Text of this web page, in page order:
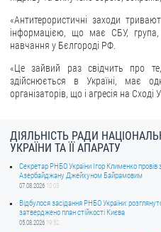
Звернення громадян
Електронне звернення
ДОСТУП ДО ПУБЛІЧНОЇ ІНФОРМАЦІЇ
Запит на отримання публічної інформації
Облік публічної інформації
Питання запобігання корупції
Внутрішній аудит
«Антитерористичні заходи
інформацією, що має СБУ, група,
навчання у Бєлгороді РФ.
«Це зайвий раз свідчить про
здійснюється в Україні, має
організаторів, що і агресія на Сході
ДІЯЛЬНІСТЬ РАДИ
УКРАЇНИ ТА ЇЇ АПАРАТУ
Секретар РНБО України Ігор Клименко провів
Азербайджану Джейхуном Байрамовим
07.08.2026 10:03
Відбулося засідання РНБО України:
затверджено план стійкості Києва
05.08.2026 19:52